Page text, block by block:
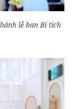
lễ ban Bí tích